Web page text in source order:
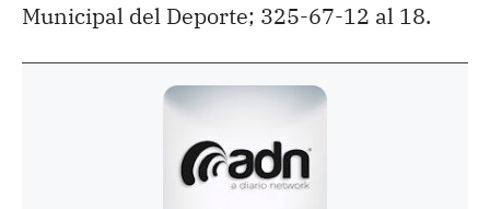
Municipal del Deporte; 325-67-12 al 18.